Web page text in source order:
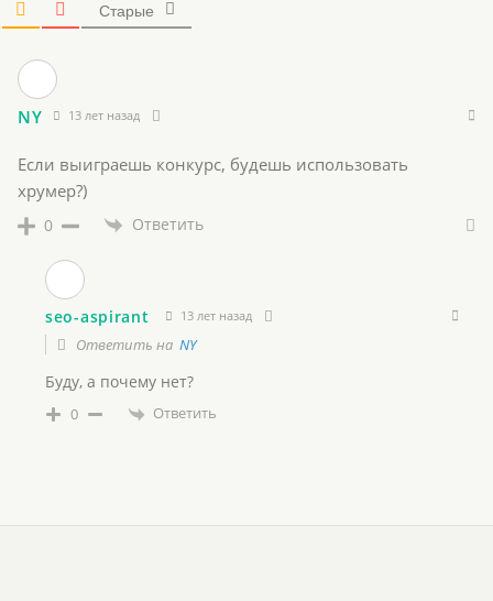
Старые
NY 13 лет назад
Если выиграешь конкурс, будешь использовать
хрумер?)
0 Ответить
seo-aspirant 13 лет назад
Ответить на NY
Буду, а почему нет?
0 Ответить